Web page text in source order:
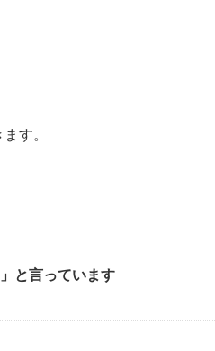
す。
と言っています